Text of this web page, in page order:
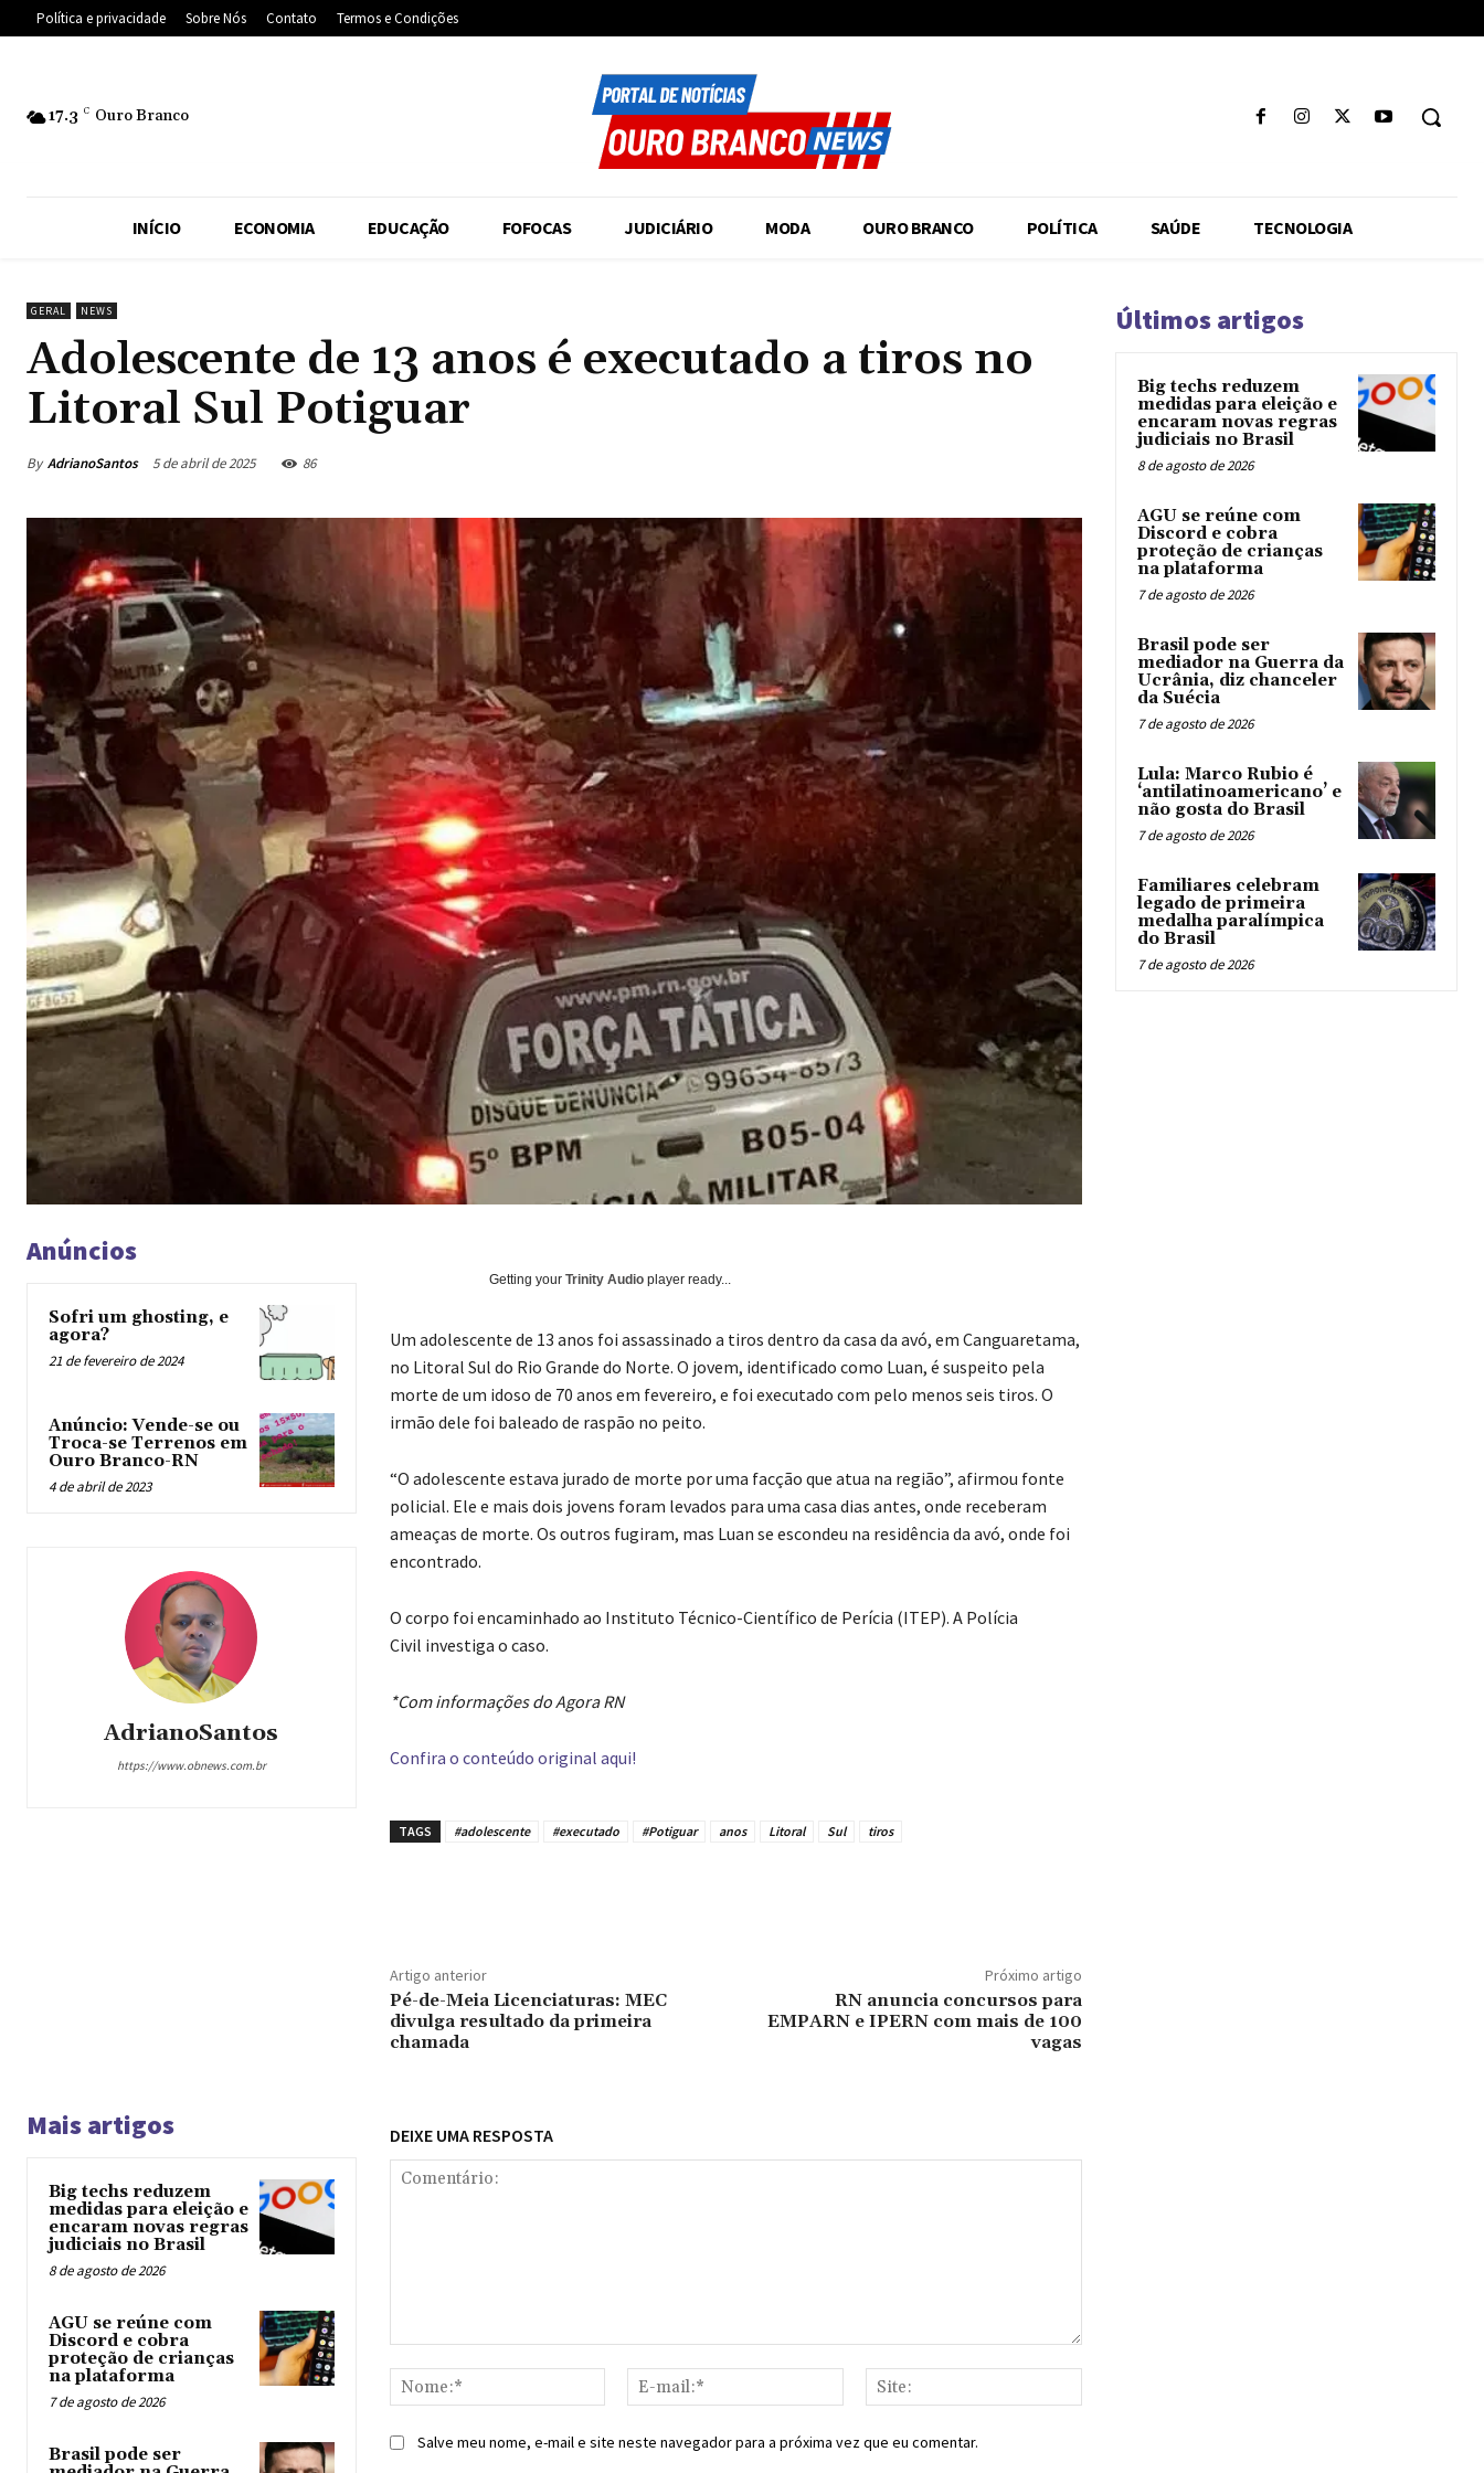
Política e privacidade Sobre Nós Contato Termos e Condições
17.3 C Ouro Branco
INÍCIO ECONOMIA EDUCAÇÃO FOFOCAS JUDICIÁRIO MODA OURO BRANCO POLÍTICA SAÚDE TECNOLOGIA
GERAL NEWS
Adolescente de 13 anos é executado a tiros no
Litoral Sul Potiguar
By AdrianoSantos 5 de abril de 2025 86
Anúncios
Sofri um ghosting, e
agora?
21 de fevereiro de 2024
Anúncio: Vende-se ou
Troca-se Terrenos em
Ouro Branco-RN
4 de abril de 2023
AdrianoSantos
https://www.obnews.com.br
Getting your Trinity Audioplayer ready...
Um adolescente de 13 anos foi assassinado a tiros dentro da casa da avó, em Canguaretama,
no Litoral Sul do Rio Grande do Norte. O jovem, identificado como Luan, é suspeito pela
morte de um idoso de 70 anos em fevereiro, e foi executado com pelo menos seis tiros. O
irmão dele foi baleado de raspão no peito.
“O adolescente estava jurado de morte por uma facção que atua na região”, afirmou fonte
policial. Ele e mais dois jovens foram levados para uma casa dias antes, onde receberam
ameaças de morte. Os outros fugiram, mas Luan se escondeu na residência da avó, onde foi
encontrado.
O corpo foi encaminhado ao Instituto Técnico-Científico de Perícia (ITEP). A Polícia
Civil investiga o caso.
*Com informações do Agora RN
Confira o conteúdo original aqui!
TAGS #adolescente #executado #Potiguar anos Litoral Sul tiros
Artigo anterior
Pé-de-Meia Licenciaturas: MEC
divulga resultado da primeira
chamada
Próximo artigo
RN anuncia concursos para
EMPARN e IPERN com mais de 100
vagas
Mais artigos
Big techs reduzem
medidas para eleição e
encaram novas regras
judiciais no Brasil
8 de agosto de 2026
AGU se reúne com
Discord e cobra
proteção de crianças
na plataforma
7 de agosto de 2026
Brasil pode ser
DEIXE UMA RESPOSTA
Nome:*
mail:*
Salve meu nome, e-mail e site neste navegador para a próxima vez que eu comentar.
Últimos artigos
Big techs reduzem
medidas para eleição e
encaram novas regras
judiciais no Brasil
8 de agosto de 2026
AGU se reúne com
Discord e cobra
proteção de crianças
na plataforma
7 de agosto de 2026
Brasil pode ser
mediador na Guerra da
Ucrânia, diz chanceler
da Suécia
7 de agosto de 2026
Lula: Marco Rubio é
‘antilatinoamericano’ e
não gosta do Brasil
7 de agosto de 2026
Familiares celebram
legado de primeira
medalha paralímpica
do Brasil
7 de agosto de 2026